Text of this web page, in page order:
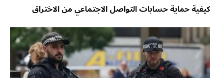
كيفية حماية حسابات التواصل الاجتماعي من الاختراق